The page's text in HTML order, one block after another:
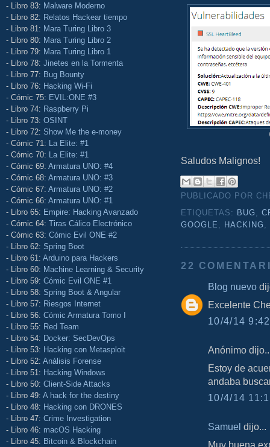
- Libro 83: Malware Moderno
- Libro 82: Relatos Hackear tiempo
- Libro 81: Mara Turing Libro 3
- Libro 80: Mara Turing Libro 2
- Libro 79: Mara Turing Libro 1
- Libro 78: Jinetes en la Tormenta
- Libro 77: Bug Bounty
- Libro 76: Hacking Wi-Fi
- Cómic 75: EVIL:ONE #3
- Libro 74: Raspberry Pi
- Libro 73: OSINT
- Libro 72: Show Me the e-money
- Cómic 71: La Elite: #1
- Cómic 70: La Elite: #1
- Cómic 69: Armatura UNO: #4
- Cómic 68: Armatura UNO: #3
- Cómic 67: Armatura UNO: #2
- Cómic 66: Armatura UNO: #1
- Libro 65: Empire: Hacking Avanzado
- Cómic 64: Tiras Cálico Electrónico
- Cómic 63: Cómic Evil ONE #2
- Libro 62: Spring Boot
- Libro 61: Arduino para Hackers
- Libro 60: Machine Learning & Security
- Libro 59: Cómic Evil ONE #1
- Libro 58: Spring Boot & Angular
- Libro 57: Riesgos Internet
- Libro 56: Cómic Armatura Tomo I
- Libro 55: Red Team
- Libro 54: Docker: SecDevOps
- Libro 53: Hacking con Metasploit
- Libro 52: Análisis Forense
- Libro 51: Hacking Windows
- Libro 50: Client-Side Attacks
- Libro 49: A hack for the destiny
- Libro 48: Hacking con DRONES
- Libro 47: Crime Investigation
- Libro 46: macOS Hacking
- Libro 45: Bitcoin & Blockchain
Saludos Malignos!
PUBLICADO POR
ETIQUETAS:
BUG ,
GOOGLE , HACKING ,
22
Blog nuevo
Excelente
10/4/14
Anónimo
Estoy de
andaba
10/4/14
Samuel dijo...
Muy buena